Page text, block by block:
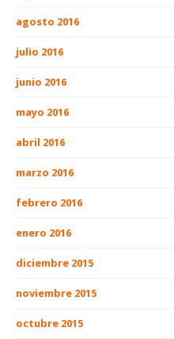
agosto 2016
julio 2016
junio 2016
mayo 2016
abril 2016
marzo 2016
febrero 2016
enero 2016
diciembre 2015
noviembre 2015
octubre 2015